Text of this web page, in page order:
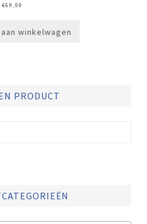
€69,99
winkelwagen
PRODUCT